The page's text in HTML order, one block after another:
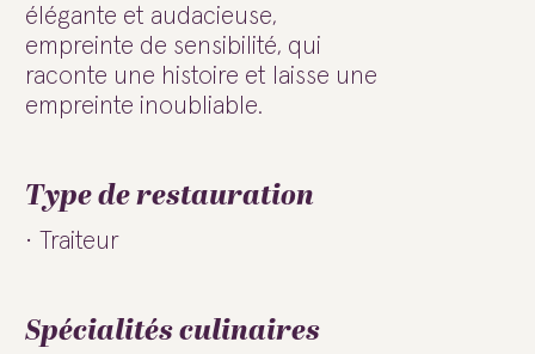
élégante et audacieuse,
empreinte de sensibilité, qui
raconte une histoire et laisse une
empreinte inoubliable.
Type de restauration
Traiteur
Spécialités culinaires